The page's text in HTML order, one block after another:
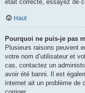
était correcte, essayez de
Haut
Pourquoi ne puis-je pas
Plusieurs raisons peuvent
votre nom d’utilisateur et
cas, contactez un
avoir été banni. Il est
internet ait un problème de